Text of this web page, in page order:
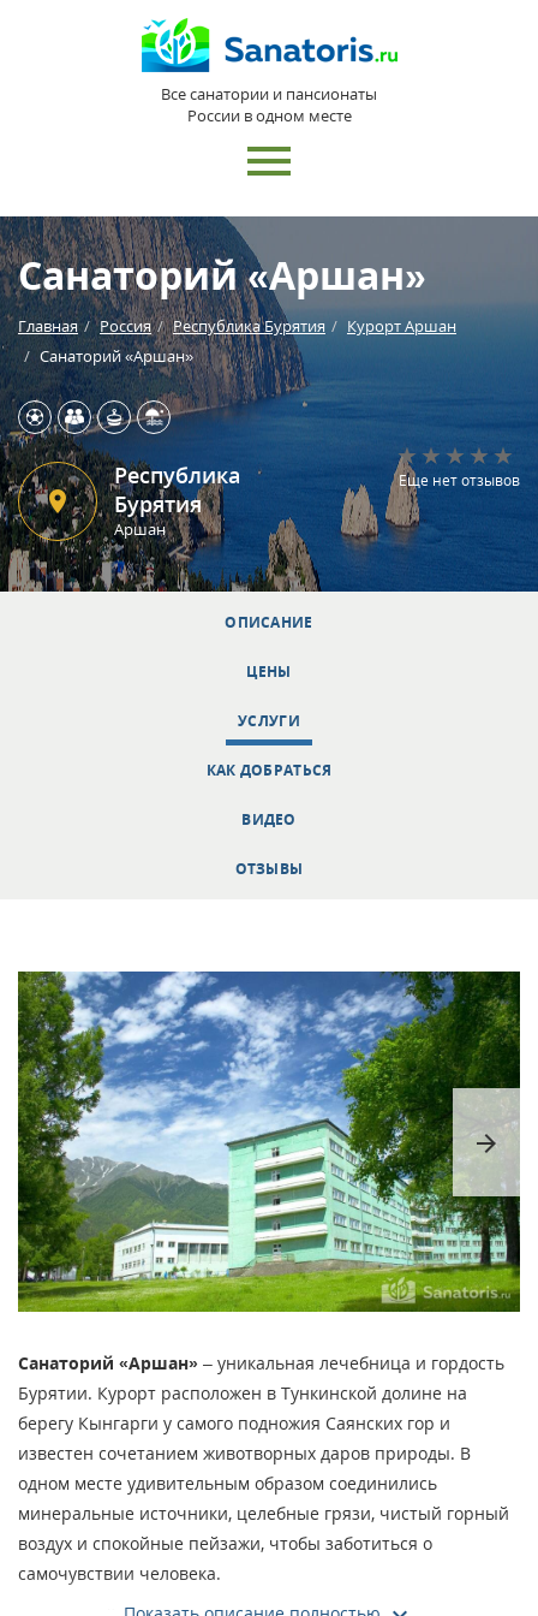
Все санатории и пансионаты
России в одном месте
Санаторий «Аршан»
Главная Россия Республика Бурятия
Курорт Аршан
Санаторий «Аршан»
Республика
Бурятия
Аршан
Еще нет отзывов
ОПИСАНИЕ
ЦЕНЫ
УСЛУГИ
КАК ДОБРАТЬСЯ
ВИДЕО
ОТЗЫВЫ
arrow_forward
Санаторий «Аршан» – уникальная лечебница и гордость
Бурятии. Курорт расположен в Тункинской долине на
берегу Кынгарги у самого подножия Саянских гор и
известен сочетанием животворных даров природы. В
одном месте удивительным образом соединились
минеральные источники, целебные грязи, чистый горный
воздух и спокойные пейзажи, чтобы заботиться о
самочувствии человека.